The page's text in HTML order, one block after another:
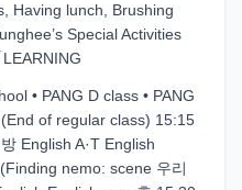
Having lunch, Brushing
Special Activities
• PANG D class • PANG
of regular class) 15:15
English A·T English
nemo: scene 우리